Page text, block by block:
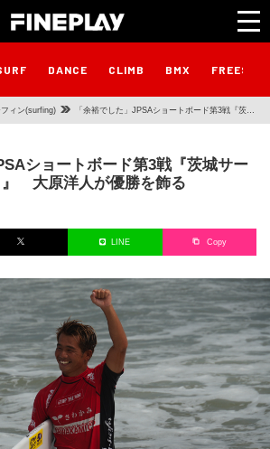
DANCE CLIMB BMX
ィン(surfing) 「余裕でした」JPSAショートボード第3戦『茨城
ショートボード第3戦『茨城サー
』 大原洋人が優勝を飾る
LINE Copy